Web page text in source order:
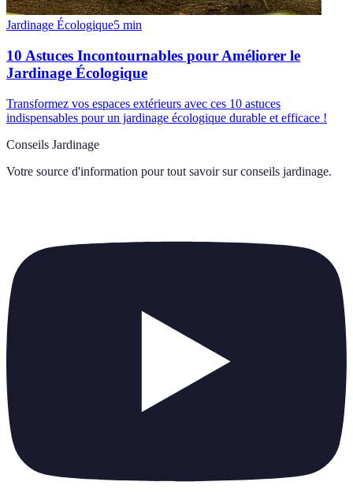
Jardinage Écologique5 min
10 Astuces Incontournables pour Améliorer le
Jardinage Écologique
Transformez vos espaces extérieurs avec ces 10 astuces
indispensables pour un jardinage écologique durable et efficace !
Conseils Jardinage
Votre source d'information pour tout savoir sur conseils jardinage.